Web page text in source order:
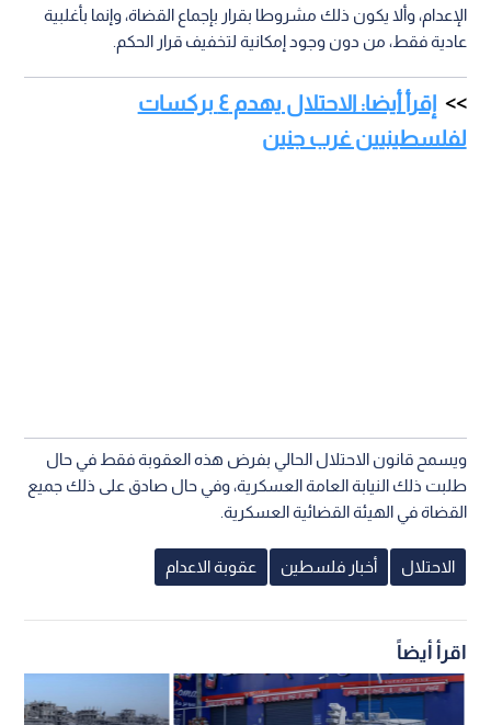
الإعدام، وألا يكون ذلك مشروطا بقرار بإجماع القضاة، وإنما بأغلبية
عادية فقط، من دون وجود إمكانية لتخفيف قرار الحكم.
إقرأ أيضا: الاحتلال يهدم ٤ بركسات
لفلسطينيين غرب جنين
ويسمح قانون الاحتلال الحالي بفرض هذه العقوبة فقط في حال
طلبت ذلك النيابة العامة العسكرية، وفي حال صادق على ذلك جميع
القضاة في الهيئة القضائية العسكرية.
الاحتلال أخبار فلسطين عقوبة الاعدام
اقرأ أيضاً